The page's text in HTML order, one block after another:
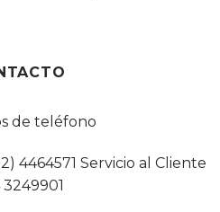
de teléfono
4464571 Servicio al Cliente